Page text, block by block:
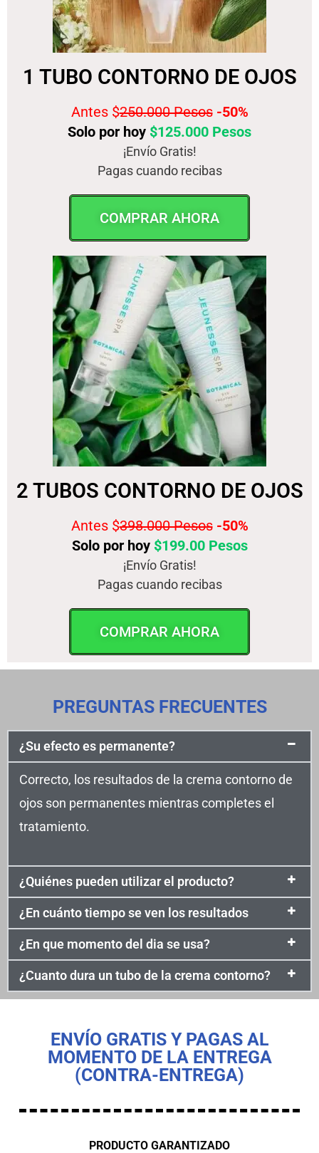
1 TUBO CONTORNO DE OJOS
Antes $250.000 Pesos -50%
Solo por hoy $125.000 Pesos
¡Envío Gratis!
Pagas cuando recibas
COMPRAR AHORA
2 TUBOS CONTORNO DE OJOS
Antes $398.000 Pesos -50%
Solo por hoy $199.00 Pesos
¡Envío Gratis!
Pagas cuando recibas
COMPRAR AHORA
PREGUNTAS FRECUENTES
¿Su efecto es permanente?
Correcto, los resultados de la crema contorno de
ojos son permanentes mientras completes el
tratamiento.
¿Quiénes pueden utilizar el producto?
¿En cuánto tiempo se ven los resultados
¿En que momento del dia se usa?
¿Cuanto dura un tubo de la crema contorno?
ENVÍO GRATIS Y PAGAS AL
MOMENTO DE LA ENTREGA
(CONTRA-ENTREGA)
PRODUCTO GARANTIZADO